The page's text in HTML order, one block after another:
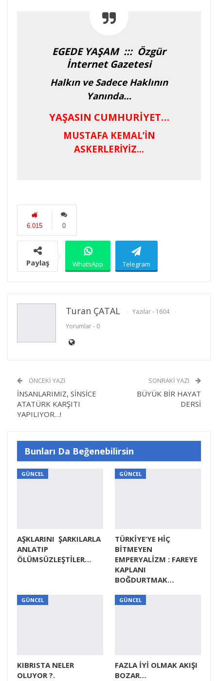
EGEDE YAŞAM ::: Özgür
İnternet Gazetesi
Halkın ve Sadece Haklının
Yanında…
YAŞASIN CUMHURİYET…
MUSTAFA KEMAL’İN
ASKERLERİYİZ…
0
6.015
Paylaş WhatsApp Telegram
Turan ÇATAL
Yazılar - 1604
Yorumlar - 0
ÖNCEKI YAZI
İNSANLARIMIZ, SİNSİCE
ATATÜRK KARŞITI
YAPILIYOR…!
SONRAKI YAZI
BÜYÜK BİR HAYAT
DERSİ
Bunları Da Beğenebilirsin
GÜNCEL
AŞKLARINI ŞARKILARLA
ANLATIP
ÖLÜMSÜZLEŞTİLER…
GÜNCEL
TÜRKİYE’YE HİÇ
BİTMEYEN
EMPERYALİZM : FAREYE
KAPLANI
BOĞDURTMAK…
GÜNCEL
KIBRISTA NELER
OLUYOR ?.
GÜNCEL
FAZLA İYİ OLMAK AKIŞI
BOZAR…